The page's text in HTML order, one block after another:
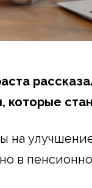
на
в